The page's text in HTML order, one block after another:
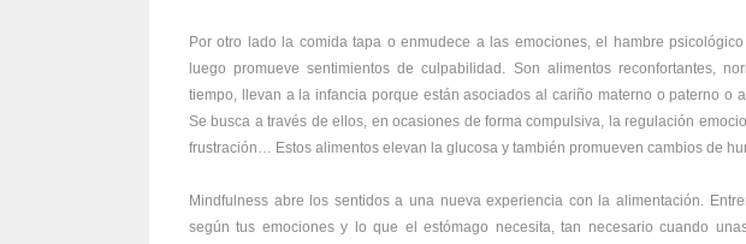
Por otro lado la comida tapa o enmudece a las emociones, el hambre
luego promueve sentimientos de culpabilidad. Son alimentos reconfortantes,
tiempo, llevan a la infancia porque están asociados al cariño materno o paterno o
Se busca a través de ellos, en ocasiones de forma compulsiva, la regulación
frustración… Estos alimentos elevan la glucosa y también promueven cambios de
Mindfulness abre los sentidos a una nueva experiencia con la alimentación.
según tus emociones y lo que el estómago necesita, tan necesario cuando